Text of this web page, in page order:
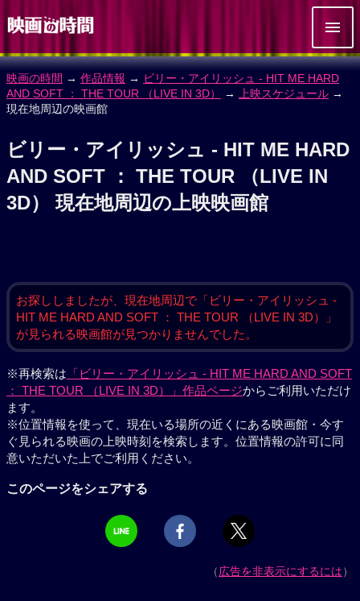
映画の時間 → 作品情報 → ビリー・アイリッシュ - HIT ME HARD
AND SOFT ： THE TOUR （LIVE IN 3D）
→ 上映スケジュール →
現在地周辺の映画館
ビリー・アイリッシュ - HIT ME HARD
AND SOFT ： THE TOUR （LIVE IN
3D） 現在地周辺の上映映画館
お探ししましたが、現在地周辺で「ビリー・アイリッシュ -
HIT ME HARD AND SOFT ： THE TOUR （LIVE IN 3D）」
が見られる映画館が見つかりませんでした。
※再検索は 「ビリー・アイリッシュ - HIT ME HARD AND SOFT
： THE TOUR （LIVE IN 3D）」作品ページからご利用いただけ
ます。
※位置情報を使って、現在いる場所の近くにある映画館・今す
ぐ見られる映画の上映時刻を検索します。位置情報の許可に同
意いただいた上でご利用ください。
このページをシェアする
（広告を非表示にするには）